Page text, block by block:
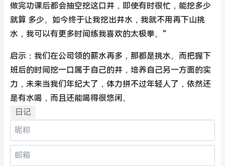
做完功课后都会抽空挖这口井，即使有时很忙，能挖多少
就算 多少。如今终于让我挖出井水，我就不用再下山挑
水，我可以有更多时间练我喜欢的太极拳。"
启示：我们在公司领的薪水再多，那都是挑水。而把握下
班后的时间挖一口属于自己的井，培养自己另一方面的实
力，未来当我们年纪大了，体力拼不过年轻人了，依然还
是有水喝，而且还能喝得很悠闲。
日记